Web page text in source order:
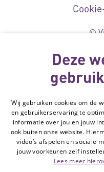
©
Deze
Wij gebruiken cookies om de
en gebruikerservaring te
informatie over jou en jouw
ook buiten onze website.
video’s afspelen en sociale
jouw voorkeuren zelf
Lees meer